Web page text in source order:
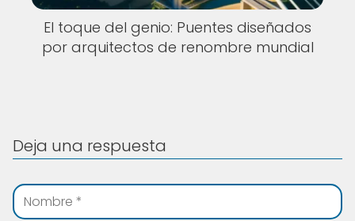
El toque del genio: Puentes diseñados
por arquitectos de renombre mundial
Deja una respuesta